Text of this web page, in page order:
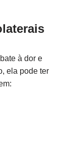
à dor e
ela pode ter